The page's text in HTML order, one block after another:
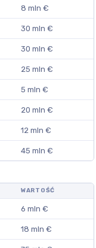
8 mln €
30 mln €
30 mln €
25 mln €
5 mln €
20 mln €
12 mln €
45 mln €
WARTOŚĆ
6 mln €
18 mln €